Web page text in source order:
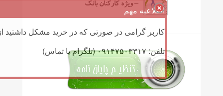
– ویژه کارکنان بانکاطلاعیه مهم
کاربر گرامی در صورتی که در خرید مشکل داشتید
تلفن: ۰۹۱۴۷۵۰۳۳۱۷ (تلگرام یا تماس)